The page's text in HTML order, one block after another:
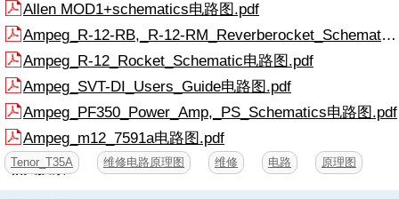
Allen MOD1+schematics电路图.pdf
Ampeg_R-12-RB,_R-12-RM_Reverberocket_Schematics电路图.pdf
Ampeg_R-12_Rocket_Schematic电路图.pdf
Ampeg_SVT-DI_Users_Guide电路图.pdf
Ampeg_PF350_Power_Amp,_PS_Schematics电路图.pdf
Ampeg_m12_7591a电路图.pdf
相关搜索
Tenor_T35A 维修电路原理图 维修 电路 原理图